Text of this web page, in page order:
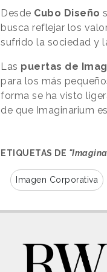
Desde Cubo Diseño
busca reflejar los
sufrido la sociedad y
Las puertas de
para los más
forma se ha visto
de que Imaginarium
ETIQUETAS DE
Imagen Corporativa